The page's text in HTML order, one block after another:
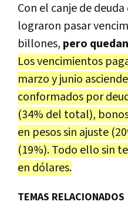
Con el canje de
lograron pasar
billones, pero
Los vencimientos
marzo y junio
conformados por
(34% del total),
en pesos sin ajuste
(19%). Todo ello sin
en dólares.
TEMAS RELACIONADOS